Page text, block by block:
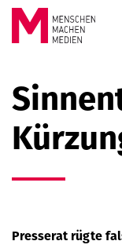
Springe zum Inhalt
Presserat rügte